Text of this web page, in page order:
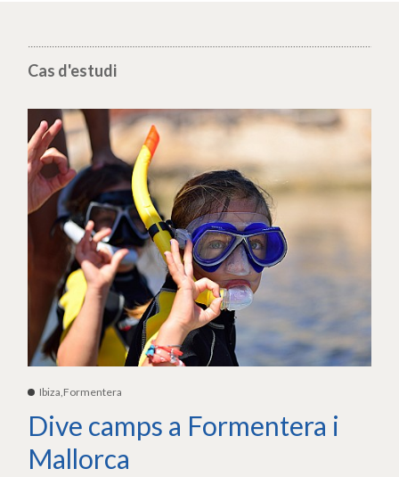
Cas d'estudi
Ibiza,Formentera
Dive camps a Formentera i
Mallorca